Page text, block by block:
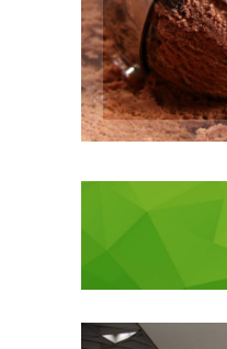
Misto de